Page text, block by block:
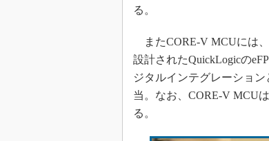
る。
またCORE-V MCUには
設計されたQuickLogicの
ジタルインテグレーション
当。なお、CORE-V MCU
る。